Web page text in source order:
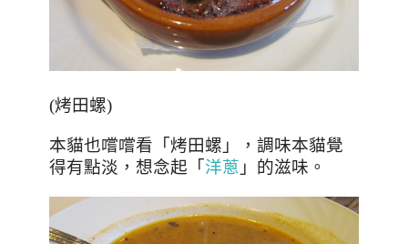
(烤田螺)
本貓也嚐嚐看「 烤田螺 」， 調味本貓覺
得有點淡，想念起「 洋蔥 」的滋味。